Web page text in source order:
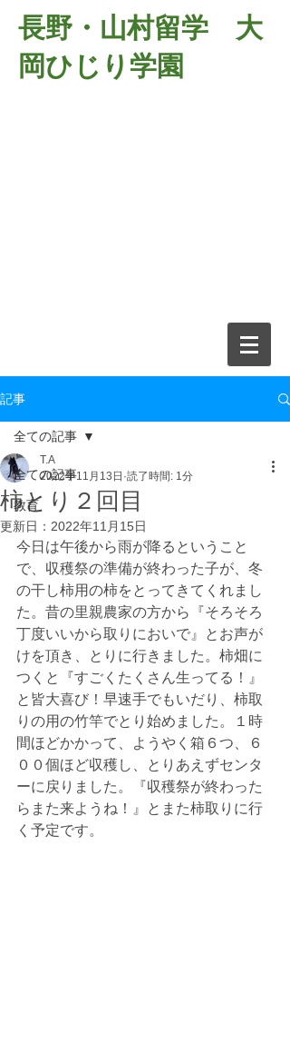
長野・山村留学 大
岡ひじり学園
記事
全ての記事
教育
全ての記事
柿とり２回目
T.A
2022年11月13日 読了時間: 1分
更新日： 2022年11月15日
今日は午後から雨が降るということ
で、収穫祭の準備が終わった子が、冬
の干し柿用の柿をとってきてくれまし
た。昔の里親農家の方から『そろそろ
丁度いいから取りにおいで』とお声が
けを頂き、とりに行きました。柿畑に
つくと『すごくたくさん生ってる！』
と皆大喜び！早速手でもいだり、柿取
りの用の竹竿でとり始めました。１時
間ほどかかって、ようやく箱６つ、６
００個ほど収穫し、とりあえずセンタ
ーに戻りました。『収穫祭が終わった
らまた来ようね！』とまた柿取りに行
く予定です。